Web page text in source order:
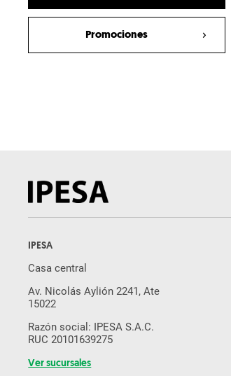
Sembradora Neumatica
Cosechadora De Caña
Rastra
Cosechadora De Forraje
Promociones
IPESA
Casa central
Av. Nicolás Aylión 2241, Ate
15022
Razón social: IPESA S.A.C.
RUC 20101639275
Ver sucursales